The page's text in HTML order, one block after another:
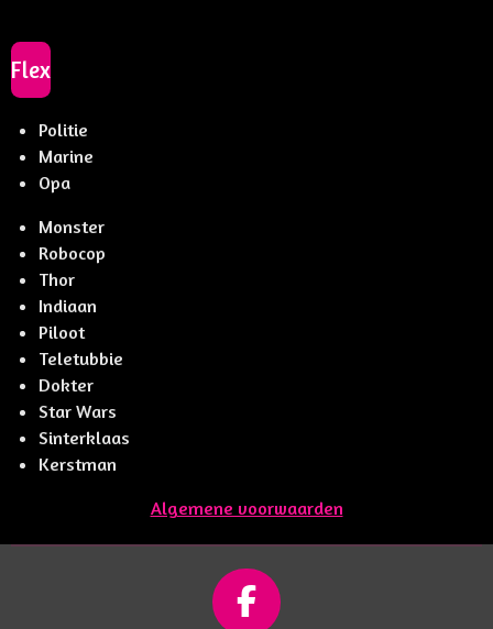
Flex
Politie
Marine
Opa
Monster
Robocop
Thor
Indiaan
Piloot
Teletubbie
Dokter
Star Wars
Sinterklaas
Kerstman
Algemene voorwaarden
F